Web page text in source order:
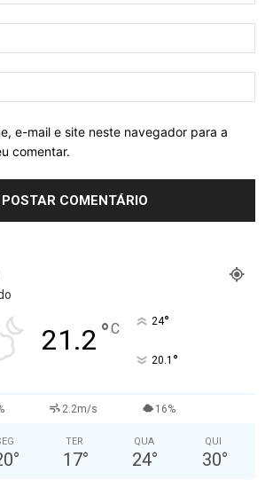
e-mail e site neste navegador para a
comentar.
21.2 °C 24°
20.1 °
2.2m/s 16%
°
TER
17°
QUA
24°
QUI
30°